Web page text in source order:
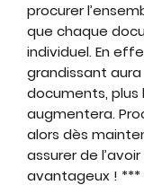
procurer
que chaque
individuel. En
grandissant
documents, plus
augmentera.
alors dès
assurer de
avantageux ! ***